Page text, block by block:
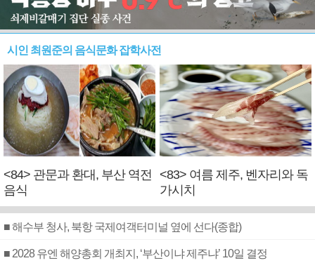
시인 최원준의 음식문화 잡학사전
<84> 관문과 환대, 부산 역전
음식
<83> 여름 제주, 벤자리와 독
가시치
■ 해수부 청사, 북항 국제여객터미널 옆에 선다(종합)
■ 2028 유엔 해양총회 개최지, ‘부산이냐 제주냐’ 10일 결정